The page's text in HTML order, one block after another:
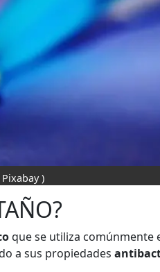
)
que se utiliza comúnmente
a sus propiedades